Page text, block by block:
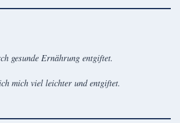
gesunde Ernährung entgiftet.
mich viel leichter und entgiftet.